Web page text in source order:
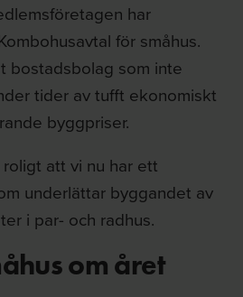
har
för småhus.
bostadsbolag som inte
tider av tufft ekonomiskt
byggpriser.
att vi nu har ett
underlättar byggandet av
i par- och radhus.
om året